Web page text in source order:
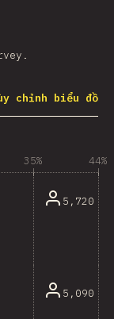
chỉnh biểu đồ
35% 44%
5,720
5,090